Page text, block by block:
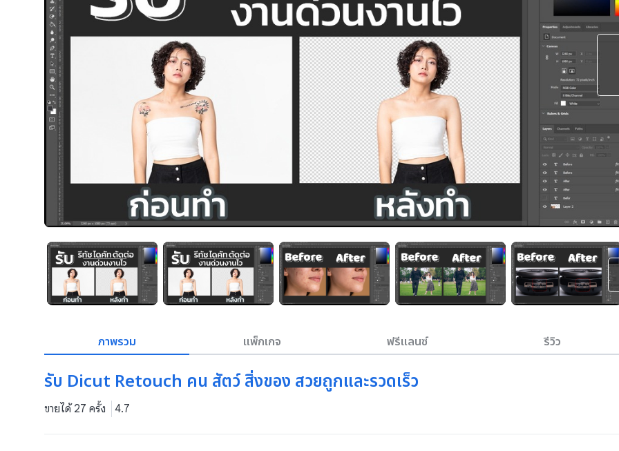
ภาพรวม แพ็กเกจ ฟรีแลนซ์ รีวิว
รับ Dicut Retouch คน สัตว์ สิ่งของ สวยถูกและรวดเร็ว
ขายได้ 27 ครั้ง 4.7